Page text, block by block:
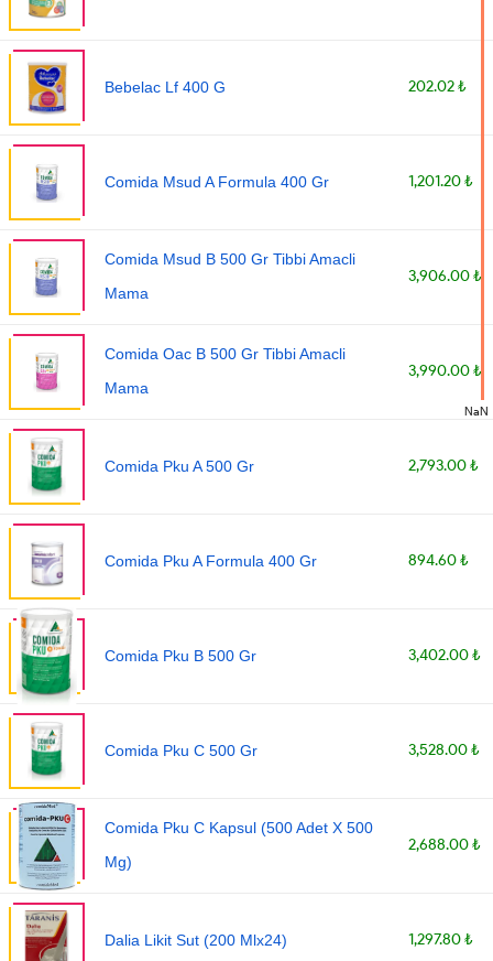
Bebelac Lf 400 G 202.02 ₺
Comida Msud A Formula 400 Gr 1,201.20 ₺
Comida Msud B 500 Gr Tibbi Amacli
Mama
3,906.00 ₺
Comida Oac B 500 Gr Tibbi Amacli
Mama
3,990.00 ₺
Comida Pku A 500 Gr 2,793.00 ₺
Comida Pku A Formula 400 Gr 894.60 ₺
Comida Pku B 500 Gr 3,402.00 ₺
Comida Pku C 500 Gr 3,528.00 ₺
Comida Pku C Kapsul (500 Adet X 500
Mg)
2,688.00 ₺
Dalia Likit Sut (200 Mlx24) 1,297.80 ₺
NaN